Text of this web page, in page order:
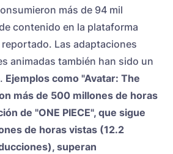
más de 94 mil
contenido en la plataforma
Las adaptaciones
animadas también han sido un
Ejemplos como "Avatar: The
más de 500 millones de horas
de "ONE PIECE", que sigue
de horas vistas (12.2
superan